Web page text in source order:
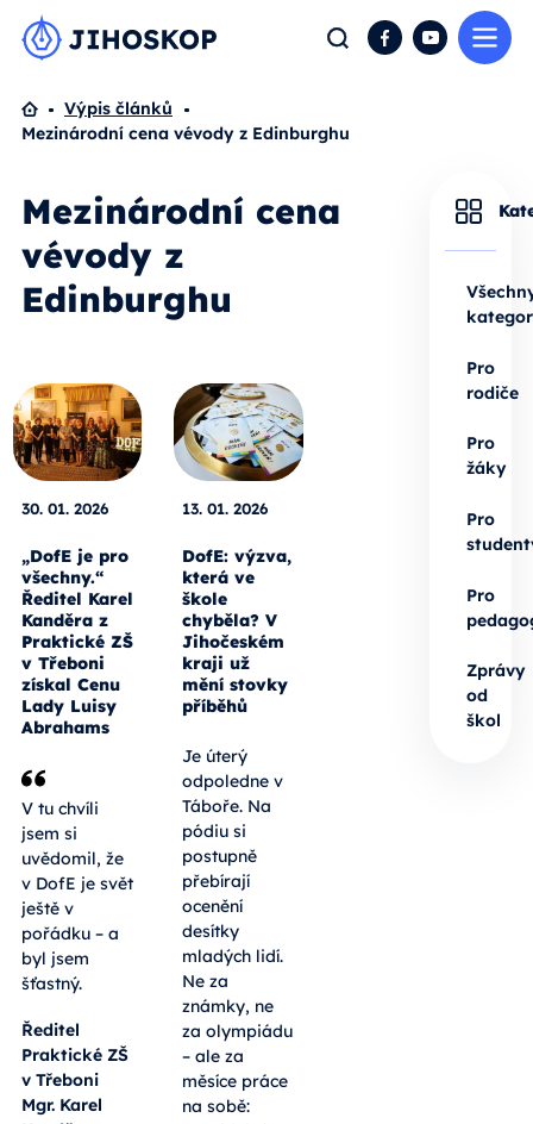
Hledat FacebookYouTube
Domů
Výpis článků
Mezinárodní cena vévody z Edinburghu
Mezinárodní cena
vévody z
Edinburghu
30. 01. 2026
„DofE je pro
všechny.“
Ředitel Karel
Kanděra z
Praktické ZŠ
v Třeboni
získal Cenu
Lady Luisy
Abrahams
V tu chvíli
jsem si
uvědomil, že
v DofE je svět
ještě v
pořádku – a
byl jsem
šťastný.
Ředitel
Praktické ZŠ
v Třeboni
Mgr. Karel
13. 01. 2026
DofE: výzva,
která ve
škole
chyběla? V
Jihočeském
kraji už
mění stovky
příběhů
Je úterý
odpoledne v
Táboře. Na
pódiu si
postupně
přebírají
ocenění
desítky
mladých lidí.
Ne za
známky, ne
za olympiádu
– ale za
měsíce práce
na sobě:
Pro
rodiče
Pro
žáky
Pro
Pro
Zprávy
od
škol